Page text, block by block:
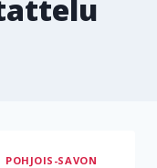
POHJOIS-SAVON